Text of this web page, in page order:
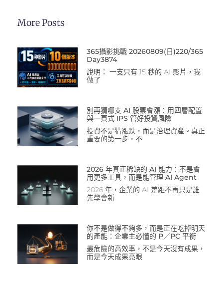
More Posts
365攝影挑戰 20260809(日)220/365
Day3874
說明： 一支只有 15 秒的 AI 影片，我
做了
別再猜哪支 AI 股票會漲：用四層配置
與一頁式 IPS 管好投資風險
投資不是猜漲跌，而是治理資產。真正
重要的第一步，不
2026 年真正稀缺的 AI 能力：不是會
用更多工具，而是能管理 AI Agent
2026 年，企業的 AI 差距不再只是誰
先學會新
你不是做得不夠多，而是正在吃掉明天
的產能：企業主必懂的 P／PC 平衡
最危險的高效率，不是今天沒有成果，
而是今天成果亮眼